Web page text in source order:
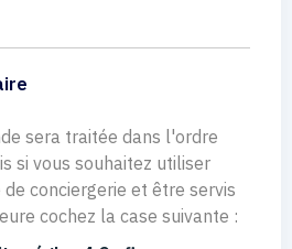
sera traitée dans l'ordre
si vous souhaitez utiliser
conciergerie et être servis
cochez la case suivante :